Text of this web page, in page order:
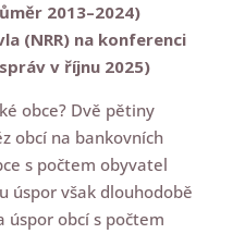
2013–2024)
(NRR) na konferenci
v říjnu 2025)
obce? Dvě pětiny
obcí na bankovních
s počtem obyvatel
úspor však dlouhodobě
úspor obcí s počtem